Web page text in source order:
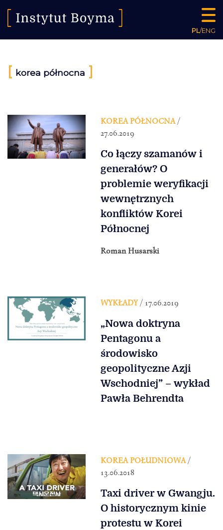
PL/ENG
[ korea północna ]
KOREA PÓŁNOCNA/
27.06.2019
Co łączy szamanów i
generałów? O
problemie weryfikacji
wewnętrznych
konfliktów Korei
Północnej
Roman Husarski
WYKŁADY/ 17.06.2019
„Nowa doktryna
Pentagonu a
środowisko
geopolityczne Azji
Wschodniej” – wykład
Pawła Behrendta
KOREA POŁUDNIOWA/
13.06.2018
Taxi driver w Gwangju.
O historycznym kinie
protestu w Korei